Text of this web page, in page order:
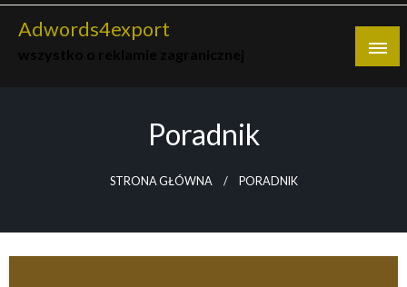
Skip
Adwords4export
Poradnik
STRONA GŁÓWNA PORADNIK